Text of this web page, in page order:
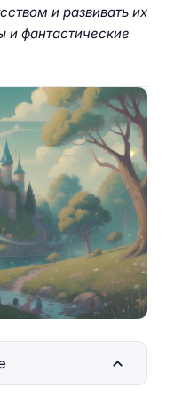
и развивать их
и фантастические